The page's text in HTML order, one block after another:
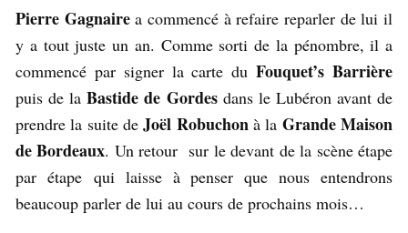
Pierre Gagnairea commencé à refaire reparler de lui il
y a tout juste un an. Comme sorti de la pénombre, il a
commencé par signer la carte duFouquet’s Barrière
puis de laBastide de Gordesdans le Lubéron avant de
prendre la suite deJoël Robuchonà la Grande Maison
de Bordeaux. Un retour sur le devant de la scène étape
par étape qui laisse à penser que nous entendrons
beaucoup parler de lui au cours de prochains mois…